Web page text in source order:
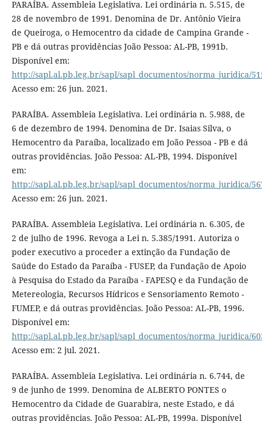
PARAÍBA. Assembleia Legislativa. Lei ordinária n. 5.515, de
28 de novembro de 1991. Denomina de Dr. Antônio Vieira
de Queiroga, o Hemocentro da cidade de Campina Grande -
PB e dá outras providências João Pessoa: AL-PB, 1991b.
Disponível em:
http://sapl.al.pb.leg.br/sapl/sapl_documentos/norma_juridica/
Acesso em: 26 jun. 2021.
PARAÍBA. Assembleia Legislativa. Lei ordinária n. 5.988, de
6 de dezembro de 1994. Denomina de Dr. Isaias Silva, o
Hemocentro da Paraíba, localizado em João Pessoa - PB e dá
outras providências. João Pessoa: AL-PB, 1994. Disponível
em:
http://sapl.al.pb.leg.br/sapl/sapl_documentos/norma_juridica/
Acesso em: 26 jun. 2021.
PARAÍBA. Assembleia Legislativa. Lei ordinária n. 6.305, de
2 de julho de 1996. Revoga a Lei n. 5.385/1991. Autoriza o
poder executivo a proceder a extinção da Fundação de
Saúde do Estado da Paraíba - FUSEP, da Fundação de Apoio
à Pesquisa do Estado da Paraíba - FAPESQ e da Fundação de
Metereologia, Recursos Hídricos e Sensoriamento Remoto -
FUMEP, e dá outras providências. João Pessoa: AL-PB, 1996.
Disponível em:
http://sapl.al.pb.leg.br/sapl/sapl_documentos/norma_juridica/
Acesso em: 2 jul. 2021.
PARAÍBA. Assembleia Legislativa. Lei ordinária n. 6.744, de
9 de junho de 1999. Denomina de ALBERTO PONTES o
Hemocentro da Cidade de Guarabira, neste Estado, e dá
outras providências. João Pessoa: AL-PB, 1999a. Disponível